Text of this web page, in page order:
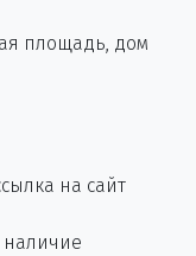
площадь, дом
на сайт
наличие